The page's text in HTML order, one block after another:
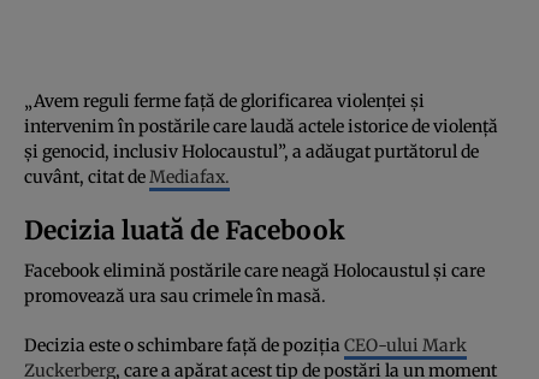
„Avem reguli ferme față de glorificarea violenței și
intervenim în postările care laudă actele istorice de violență
și genocid, inclusiv Holocaustul”, a adăugat purtătorul de
cuvânt, citat deMediafax.
Decizia luată de Facebook
Facebook elimină postările care neagă Holocaustul și care
promovează ura sau crimele în masă.
Decizia este o schimbare față de poziția CEO-ului Mark
Zuckerberg, care a apărat acest tip de postări la un moment